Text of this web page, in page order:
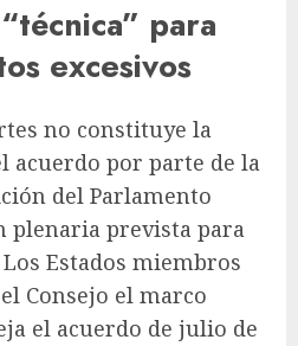
para
excesivos
no constituye la
acuerdo por parte de la
del Parlamento
plenaria prevista para
Estados miembros
Consejo el marco
el acuerdo de julio de